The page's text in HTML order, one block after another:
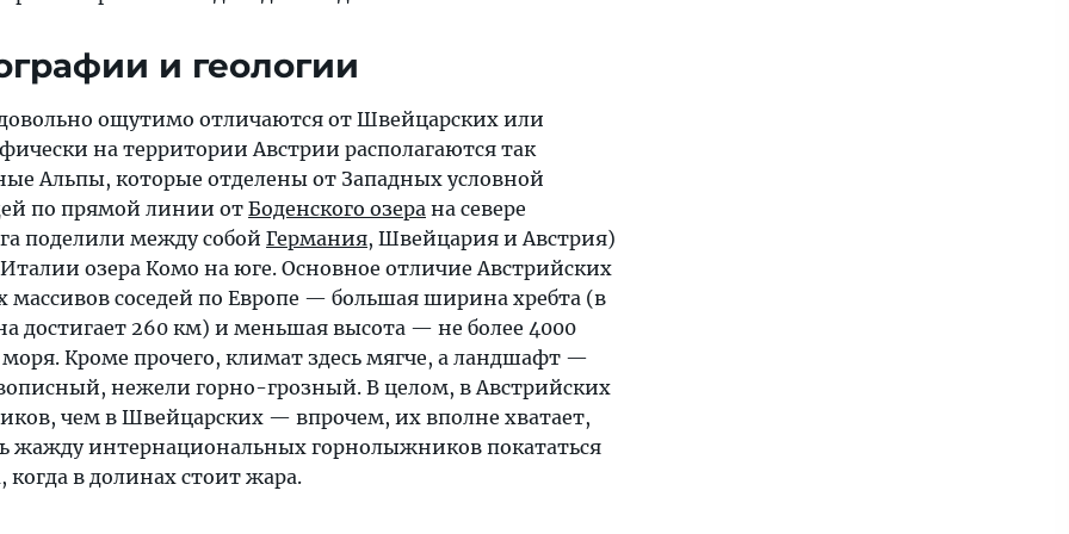
и геологии
ощутимо отличаются от Швейцарских или
на территории Австрии располагаются так
Альпы, которые отделены от Западных условной
по прямой линии от Боденского озера на севере
поделили между собой Германия, Швейцария и Австрия)
озера Комо на юге. Основное отличие Австрийских
массивов соседей по Европе — большая ширина хребта (в
достигает 260 км) и меньшая высота — не более 4000
Кроме прочего, климат здесь мягче, а ландшафт —
нежели горно-грозный. В целом, в Австрийских
чем в Швейцарских — впрочем, их вполне хватает,
жажду интернациональных горнолыжников покататься
когда в долинах стоит жара.